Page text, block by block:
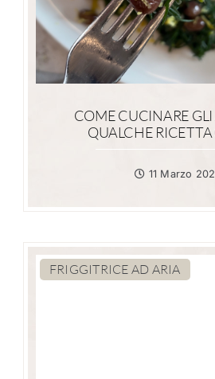
COME CUCINARE GLI
QUALCHE RICETTA
11 Marzo
FRIGGITRICE AD ARIA